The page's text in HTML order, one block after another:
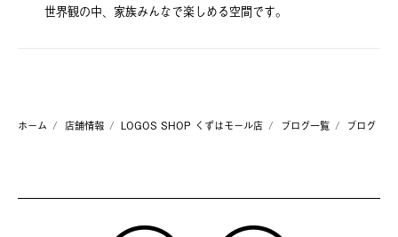
世界観の中、家族みんなで楽しめる空間です。
ホーム 店舗情報 LOGOS SHOP くずはモール店 ブログ一覧 ブログ